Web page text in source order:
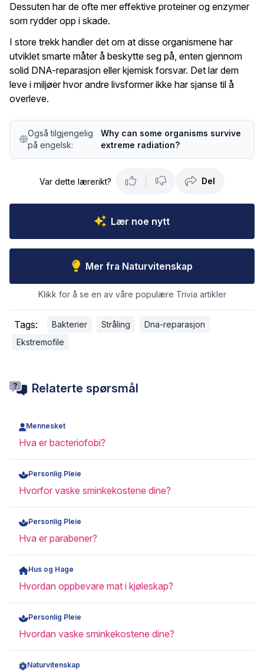
Dessuten har de ofte mer effektive proteiner og enzymer
som rydder opp i skade.
I store trekk handler det om at disse organismene har
utviklet smarte måter å beskytte seg på, enten gjennom
solid DNA-reparasjon eller kjemisk forsvar. Det lar dem
leve i miljøer hvor andre livsformer ikke har sjanse til å
overleve.
Også tilgjengelig
på engelsk:
Why can some organisms survive
extreme radiation?
Var dette lærerikt? Del
Lær noe nytt
Mer fra Naturvitenskap
Klikk for å se en av våre populære Trivia artikler
Tags: Bakterier Stråling
Dna-reparasjon
Ekstremofile
Relaterte spørsmål
Mennesket
Hva er bacteriofobi?
Personlig Pleie
Hvorfor vaske sminkekostene dine?
Personlig Pleie
Hva er parabener?
Hus og Hage
Hvordan oppbevare mat i kjøleskap?
Personlig Pleie
Hvordan vaske sminkekostene dine?
Naturvitenskap